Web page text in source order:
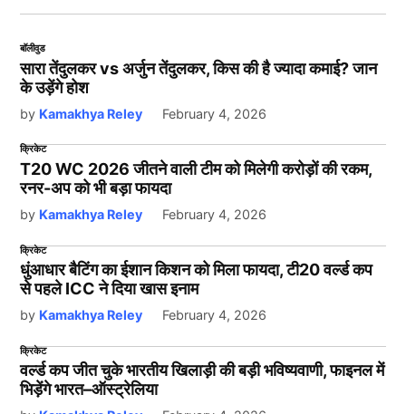
बॉलीवुड
सारा तेंदुलकर vs अर्जुन तेंदुलकर, किस की है ज्यादा कमाई? जान
के उड़ेंगे होश
by Kamakhya Reley February 4, 2026
क्रिकेट
T20 WC 2026 जीतने वाली टीम को मिलेगी करोड़ों की रकम,
रनर-अप को भी बड़ा फायदा
by Kamakhya Reley February 4, 2026
क्रिकेट
धुंआधार बैटिंग का ईशान किशन को मिला फायदा, टी20 वर्ल्ड कप
से पहले ICC ने दिया खास इनाम
by Kamakhya Reley February 4, 2026
क्रिकेट
वर्ल्ड कप जीत चुके भारतीय खिलाड़ी की बड़ी भविष्यवाणी, फाइनल में
भिड़ेंगे भारत–ऑस्ट्रेलिया